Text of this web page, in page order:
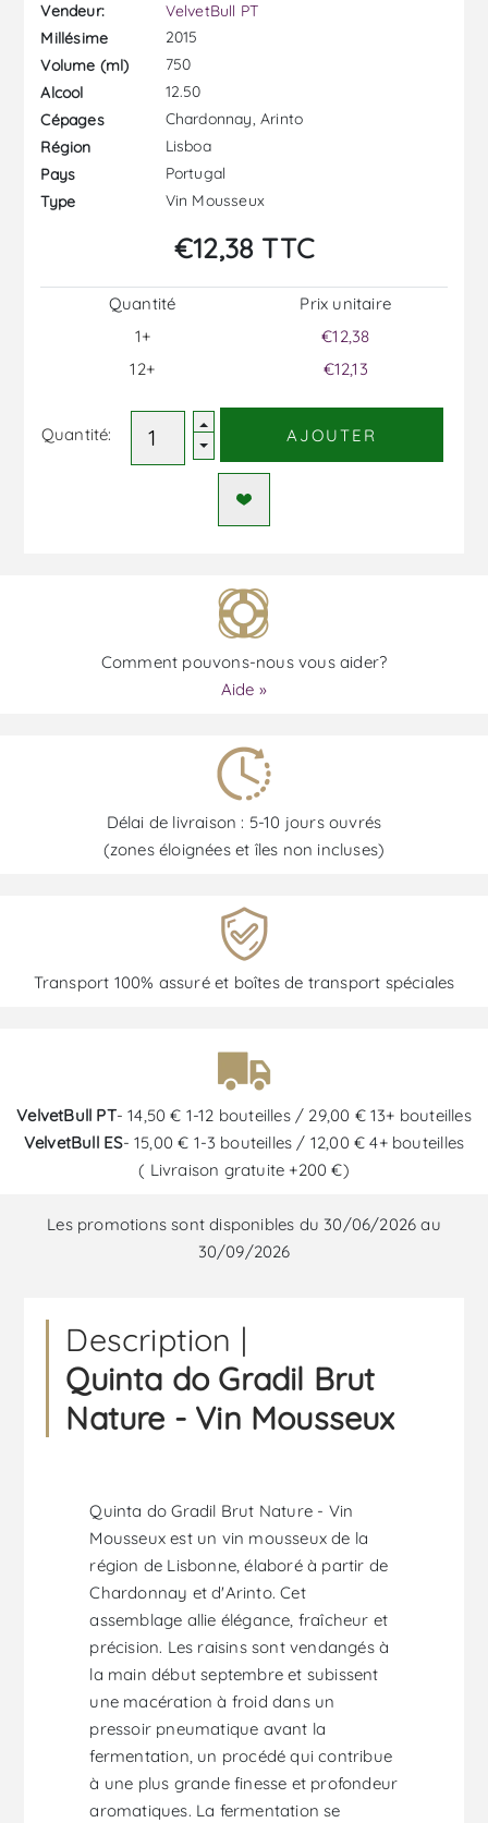
Vendeur:
VelvetBull PT
Millésime
2015
Volume (ml)
750
Alcool
12.50
Cépages
Chardonnay, Arinto
Région
Lisboa
Pays
Portugal
Type
Vin Mousseux
€12,38 TTC
Quantité
1+
12+
Prix ​​unitaire
€12,38
€12,13
Quantité: AJOUTER
Comment pouvons-nous vous aider?
Aide »
Délai de livraison : 5-10 jours ouvrés
(zones éloignées et îles non incluses)
Transport 100% assuré et boîtes de transport spéciales
VelvetBull PT- 14,50 € 1-12 bouteilles / 29,00 € 13+ bouteilles
VelvetBull ES- 15,00 € 1-3 bouteilles / 12,00 € 4+ bouteilles
( Livraison gratuite +200 €)
Les promotions sont disponibles du 30/06/2026 au
30/09/2026
Description |
Quinta do Gradil Brut
Nature - Vin Mousseux
Quinta do Gradil Brut Nature - Vin
Mousseux est un vin mousseux de la
région de Lisbonne, élaboré à partir de
Chardonnay et d'Arinto. Cet
assemblage allie élégance, fraîcheur et
précision. Les raisins sont vendangés à
la main début septembre et subissent
une macération à froid dans un
pressoir pneumatique avant la
fermentation, un procédé qui contribue
à une plus grande finesse et profondeur
aromatiques. La fermentation se